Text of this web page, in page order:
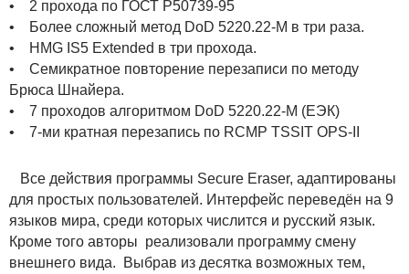
• 2 прохода по ГОСТ Р50739-95
• Более сложный метод DoD 5220.22-M в три раза.
• HMG IS5 Extended в три прохода.
• Семикратное повторение перезаписи по методу
Брюса Шнайера.
• 7 проходов алгоритмом DoD 5220.22-M (ЕЭК)
• 7-ми кратная перезапись по RCMP TSSIT OPS-II
Все действия программы Secure Eraser, адаптированы
для простых пользователей. Интерфейс переведён на 9
языков мира, среди которых числится и русский язык.
Кроме того авторы реализовали программу смену
внешнего вида. Выбрав из десятка возможных тем,